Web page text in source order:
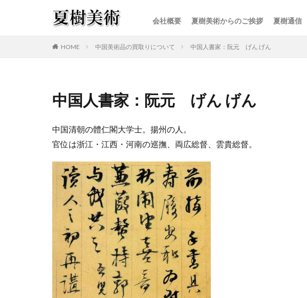
会社概要 夏樹美術からのご挨拶 夏樹通信
HOME 中国美術品の買取りについて 中国人書家：阮元 げん げん
中国人書家：阮元 げん げん
中国清朝の體仁閣大学士。揚州の人。
官位は浙江・江西・河南の巡撫、両広総督、雲貴総督。